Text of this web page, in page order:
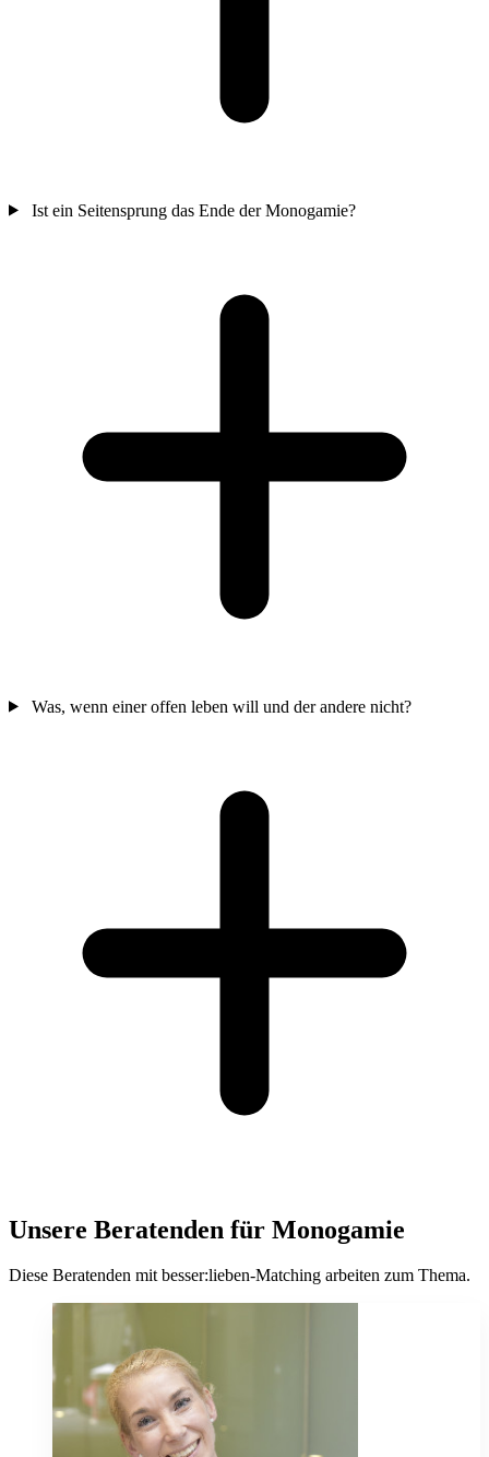
Ist ein Seitensprung das Ende der Monogamie?
Was, wenn einer offen leben will und der andere nicht?
Unsere Beratenden für Monogamie
Diese Beratenden mit besser:lieben-Matching arbeiten zum Thema.